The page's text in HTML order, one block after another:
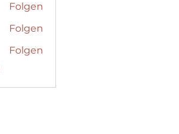
Folgen
Folgen
Folgen